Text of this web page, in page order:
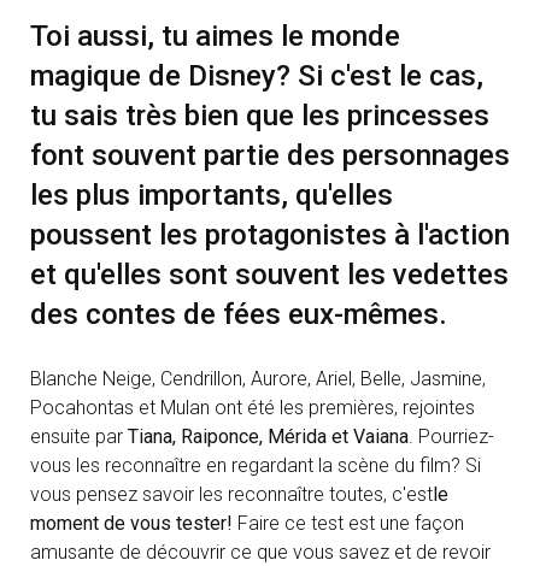
Toi aussi, tu aimes le monde
magique de Disney? Si c'est le cas,
tu sais très bien que les princesses
font souvent partie des personnages
les plus importants, qu'elles
poussent les protagonistes à l'action
et qu'elles sont souvent les vedettes
des contes de fées eux-mêmes.
Blanche Neige, Cendrillon, Aurore, Ariel, Belle, Jasmine,
Pocahontas et Mulan ont été les premières, rejointes
ensuite par Tiana, Raiponce, Mérida et Vaiana. Pourriez-
vous les reconnaître en regardant la scène du film? Si
vous pensez savoir les reconnaître toutes, c'est le
moment de vous tester! Faire ce test est une façon
amusante de découvrir ce que vous savez et de revoir